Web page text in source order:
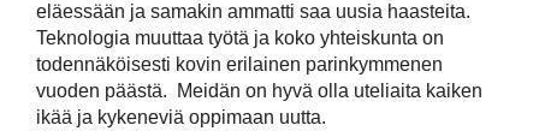
eläessään ja samakin ammatti saa uusia haasteita.
Teknologia muuttaa työtä ja koko yhteiskunta on
todennäköisesti kovin erilainen parinkymmenen
vuoden päästä. Meidän on hyvä olla uteliaita kaiken
ikää ja kykeneviä oppimaan uutta.